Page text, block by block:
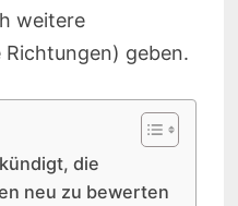
weitere
geben.
die
neu zu bewerten